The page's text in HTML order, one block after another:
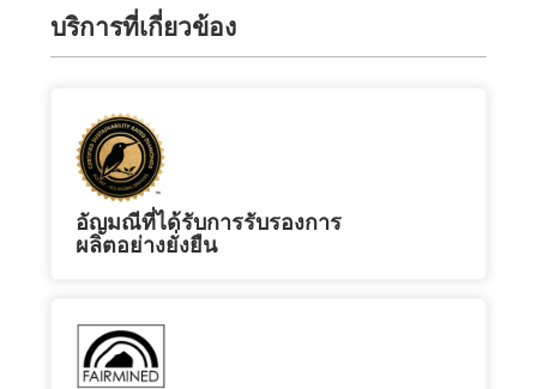
บริการที่เกี่ยวข้อง
อัญมณีที่ได้รับการรับรองการ
ผลิตอย่างยั่งยืน